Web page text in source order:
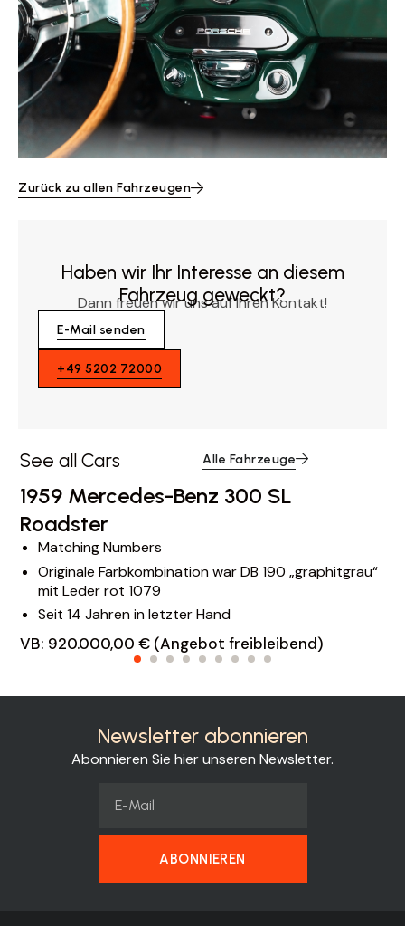
Zurück zu allen Fahrzeugen
Haben wir Ihr Interesse an diesem
Fahrzeug geweckt?
Dann freuen wir uns auf Ihren Kontakt!
E-Mail senden
+49 5202 72000
See all Cars Alle Fahrzeuge
1959 Mercedes-Benz 300 SL
Roadster
Matching Numbers
Originale Farbkombination war DB 190 „graphitgrau“
mit Leder rot 1079
Seit 14 Jahren in letzter Hand
VB: 920.000,00 € (Angebot freibleibend)
Newsletter abonnieren
Abonnieren Sie hier unseren Newsletter.
ABONNIEREN